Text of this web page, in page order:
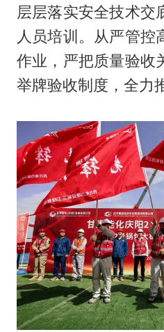
层层落实安全技术交
人员培训。从严管控
作业，严把质量验收
举牌验收制度，全力